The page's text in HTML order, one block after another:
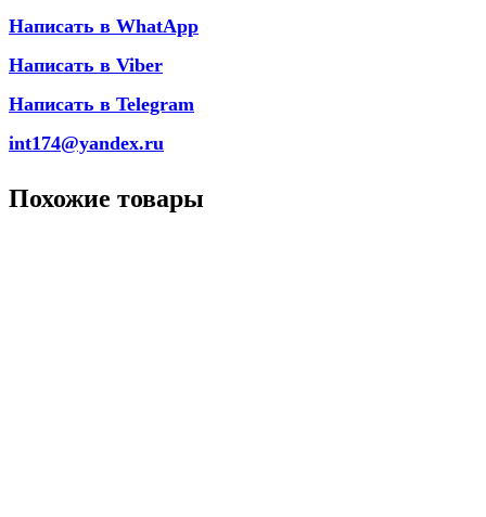
Написать в WhatApp
Написать в Viber
Написать в Telegram
int174@yandex.ru
Похожие товары